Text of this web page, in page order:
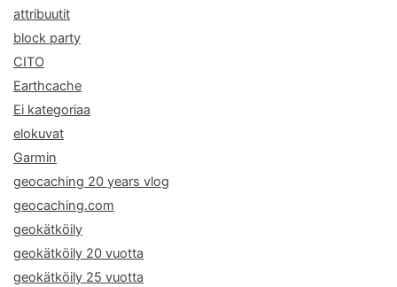
attribuutit
block party
CITO
Earthcache
Ei kategoriaa
elokuvat
Garmin
geocaching 20 years vlog
geocaching.com
geokätköily
geokätköily 20 vuotta
geokätköily 25 vuotta